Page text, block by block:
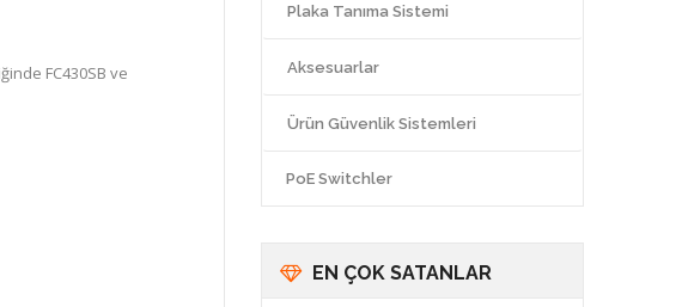
FC430SB ve
Plaka Tanıma Sistemi
Aksesuarlar
Ürün Güvenlik Sistemleri
PoE Switchler
EN ÇOK SATANLAR